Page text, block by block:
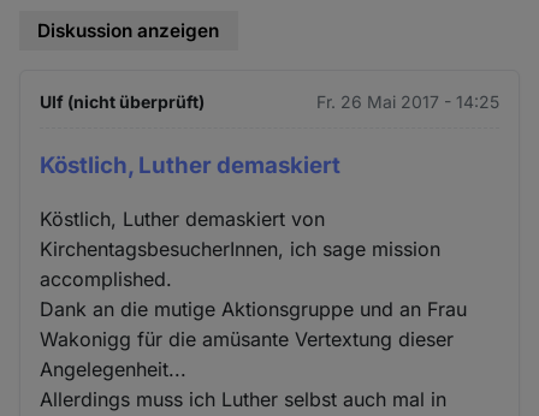
Diskussion anzeigen
Ulf (nicht überprüft) Fr. 26 Mai 2017 - 14:25
Köstlich, Luther demaskiert
Köstlich, Luther demaskiert von
KirchentagsbesucherInnen, ich sage mission
accomplished.
Dank an die mutige Aktionsgruppe und an Frau
Wakonigg für die amüsante Vertextung dieser
Angelegenheit...
Allerdings muss ich Luther selbst auch mal in